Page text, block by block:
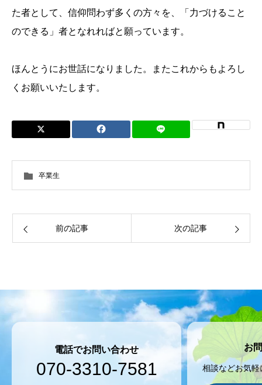
た者として、信仰問わず多くの方々を、「力づけること
のできる」者となれればと願っています。
ほんとうにお世話になりました。またこれからもよろし
くお願いいたします。
卒業生
前の記事 次の記事
電話でお問い合わせ
070-3310-7581
お
相談などお気